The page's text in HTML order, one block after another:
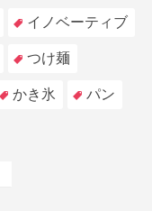
イノベーティブ
つけ麺
かき氷 パン